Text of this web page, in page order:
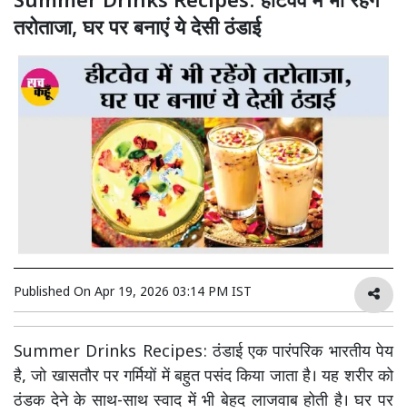
तरोताजा, घर पर बनाएं ये देसी ठंडाई
Published On Apr 19, 2026 03:14 PM IST
Summer Drinks Recipes: ठंडाई एक पारंपरिक भारतीय पेय
है, जो खासतौर पर गर्मियों में बहुत पसंद किया जाता है। यह शरीर को
ठंडक देने के साथ-साथ स्वाद में भी बेहद लाजवाब होती है। घर पर